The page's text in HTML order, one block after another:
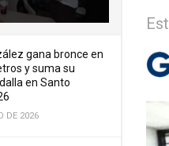
gana bronce en
y suma su
en Santo
DE 2026